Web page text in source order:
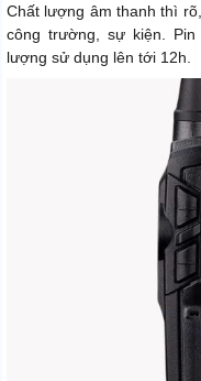
Chất lượng âm thanh thì
công trường, sự kiện.
lượng sử dụng lên tới 12h.